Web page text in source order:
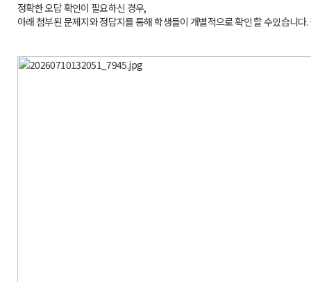
정확한 오답 확인이 필요하신 경우,
아래 첨부된 문제지와 정답지를 통해 학생들이 개별적으로 확인 할 수있습니